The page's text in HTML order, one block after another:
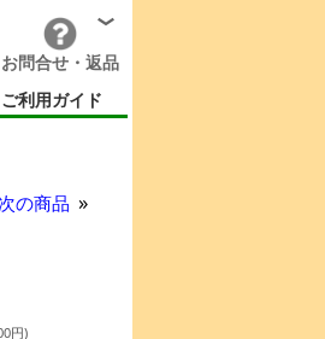
お問合せ・返品
ご利用ガイド
次の商品
円)